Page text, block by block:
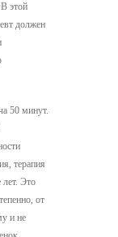
этой
должен
50 минут.
терапия
лет. Это
от
и не